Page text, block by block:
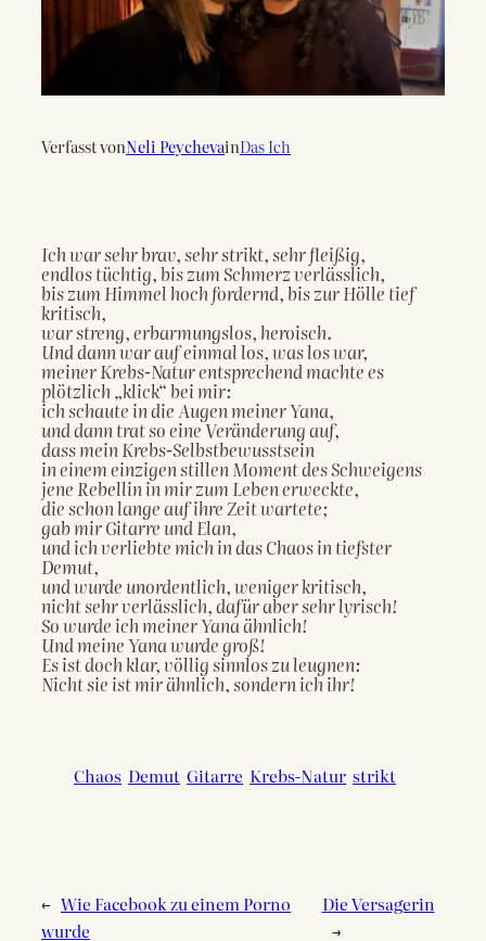
Verfasst vonNeli PeychevainDas Ich
Ich war sehr brav, sehr strikt, sehr fleißig,
endlos tüchtig, bis zum Schmerz verlässlich,
bis zum Himmel hoch fordernd, bis zur Hölle tief
kritisch,
war streng, erbarmungslos, heroisch.
Und dann war auf einmal los, was los war,
meiner Krebs-Natur entsprechend machte es
plötzlich „klick“ bei mir:
ich schaute in die Augen meiner Yana,
und dann trat so eine Veränderung auf,
dass mein Krebs-Selbstbewusstsein
in einem einzigen stillen Moment des Schweigens
jene Rebellin in mir zum Leben erweckte,
die schon lange auf ihre Zeit wartete;
gab mir Gitarre und Elan,
und ich verliebte mich in das Chaos in tiefster
Demut,
und wurde unordentlich, weniger kritisch,
nicht sehr verlässlich, dafür aber sehr lyrisch!
So wurde ich meiner Yana ähnlich!
Und meine Yana wurde groß!
Es ist doch klar, völlig sinnlos zu leugnen:
Nicht sie ist mir ähnlich, sondern ich ihr!
Chaos Demut Gitarre Krebs-Natur strikt
← Wie Facebook zu einem Porno
wurde
Die Versagerin
→